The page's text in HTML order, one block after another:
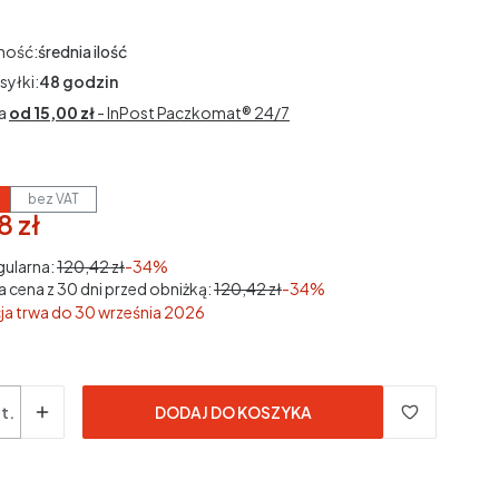
średnia ilość
48 godzin
od 15,00 zł- InPost Paczkomat® 24/7
bez VAT
zł
VAT
120,42 zł-34%
cena z 30 dni przed obniżką:120,42 zł-34%
trwa do 30 września 2026
DODAJ DO KOSZYKA